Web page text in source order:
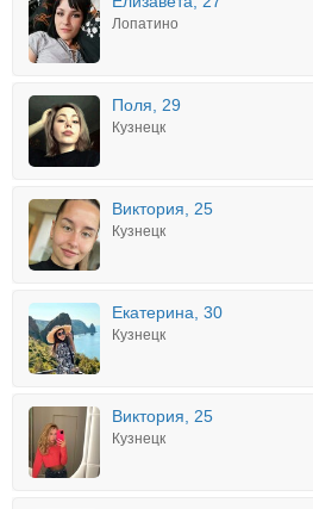
Лопатино
Поля, 29
Кузнецк
Виктория, 25
Кузнецк
Екатерина, 30
Кузнецк
Виктория, 25
Кузнецк